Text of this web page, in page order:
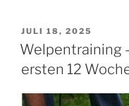
VERÖFFENTLICHT
AM
JULI 18, 2025
Welpentraining
ersten 12